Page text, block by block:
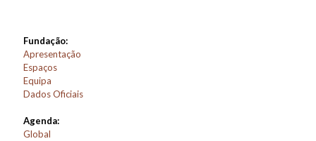
Fundação:
Apresentação
Espaços
Equipa
Dados Oficiais
Agenda:
Global